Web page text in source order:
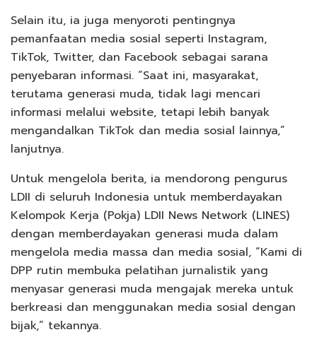
Selain itu, ia juga menyoroti pentingnya
pemanfaatan media sosial seperti Instagram,
TikTok, Twitter, dan Facebook sebagai sarana
penyebaran informasi. “Saat ini, masyarakat,
terutama generasi muda, tidak lagi mencari
informasi melalui website, tetapi lebih banyak
mengandalkan TikTok dan media sosial lainnya,”
lanjutnya.
Untuk mengelola berita, ia mendorong pengurus
LDII di seluruh Indonesia untuk memberdayakan
Kelompok Kerja (Pokja) LDII News Network (LINES)
dengan memberdayakan generasi muda dalam
mengelola media massa dan media sosial, “Kami di
DPP rutin membuka pelatihan jurnalistik yang
menyasar generasi muda mengajak mereka untuk
berkreasi dan menggunakan media sosial dengan
bijak,” tekannya.